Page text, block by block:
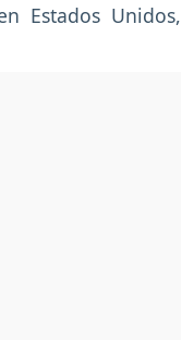
Estados Unidos,